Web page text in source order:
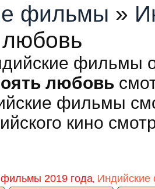
фильмы »
фильмы
любовь
фильмы
кино
2019 года,